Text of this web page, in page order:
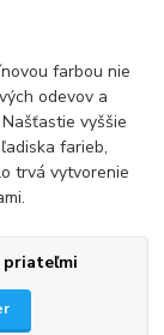
farbou nie
odevov a
vyššie
farieb,
trvá vytvorenie
priateľmi